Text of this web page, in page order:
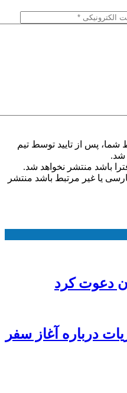
پس از تایید توسط تیم
شد.
باشد منتشر نخواهد شد.
یا غیر مرتبط باشد منتشر
درباره آغاز سفر